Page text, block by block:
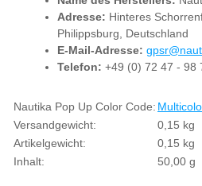
Adresse: Hinteres
Philippsburg, Deutschland
E-Mail-Adresse:
Telefon: +49 (0) 72 47 - 98
Produkteigenschaft
Wert
Nautika Pop Up Color Code:
Versandgewicht:
0,15 kg
Artikelgewicht:
0,15 kg
Inhalt:
50,00 g